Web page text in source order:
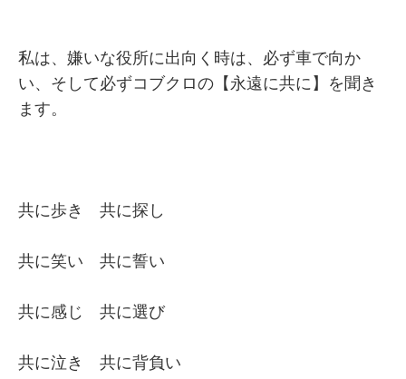
私は、嫌いな役所に出向く時は、必ず車で向か
い、そして必ずコブクロの【永遠に共に】を聞き
ます。
共に歩き 共に探し
共に笑い 共に誓い
共に感じ 共に選び
共に泣き 共に背負い